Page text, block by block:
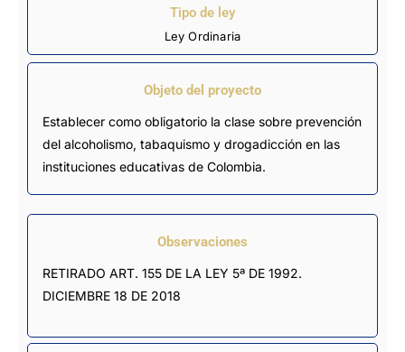
Tipo de ley
Ley Ordinaria
Objeto del proyecto
Establecer como obligatorio la clase sobre prevención
del alcoholismo, tabaquismo y drogadicción en las
instituciones educativas de Colombia.
Observaciones
RETIRADO ART. 155 DE LA LEY 5ª DE 1992.
DICIEMBRE 18 DE 2018